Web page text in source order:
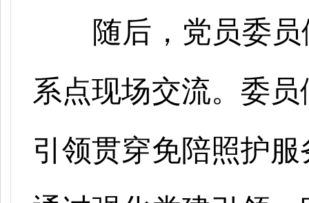
随后，党员委
系点现场交流。委
引领贯穿免陪照护